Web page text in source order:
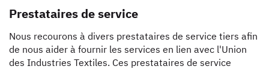
Prestataires de service
Nous recourons à divers prestataires de service tiers afin
de nous aider à fournir les services en lien avec l'Union
des Industries Textiles. Ces prestataires de service